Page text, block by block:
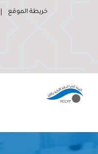
خريطة الموقع